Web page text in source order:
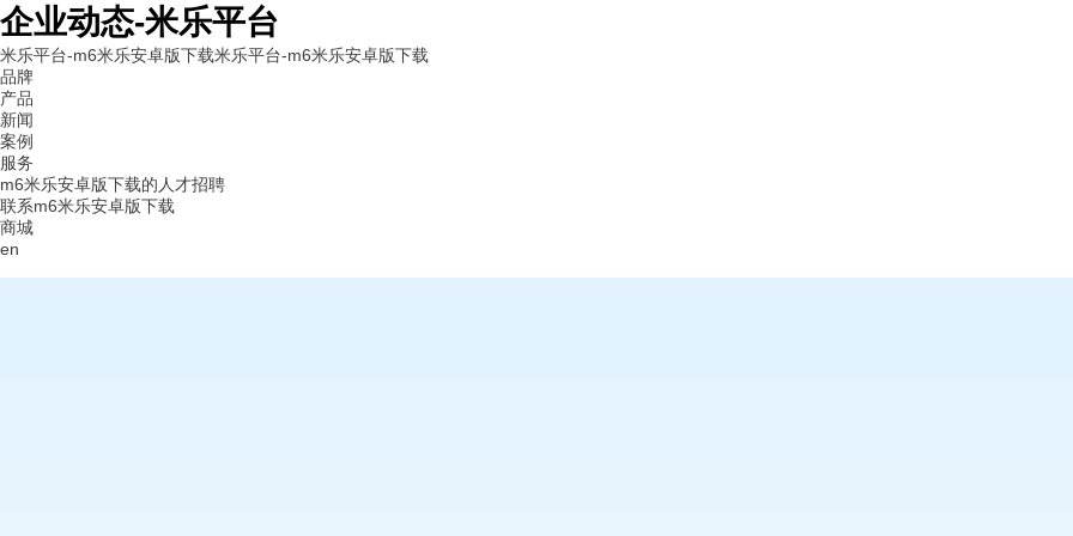
企业动态-米乐平台
米乐平台-m6米乐安卓版下载米乐平台-m6米乐安卓版下载
品牌
产品
新闻
案例
服务
m6米乐安卓版下载的人才招聘
联系m6米乐安卓版下载
商城
en